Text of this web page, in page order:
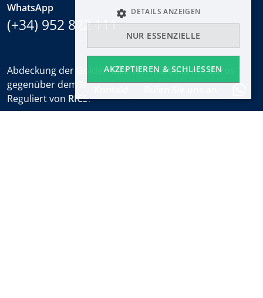
WhatsApp
(+34) 952 822 111
Abdeckung der Golden Mile von Marbella mit Büros
gegenüber dem Marbella Club und am Puente Romano.
Reguliert von RICS.
AKZEPTIEREN & SCHLIESSEN
NUR ESSENZIELLE
DETAILS ANZEIGEN